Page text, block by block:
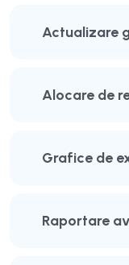
Actualizare
Alocare de
Grafice de
Raportare